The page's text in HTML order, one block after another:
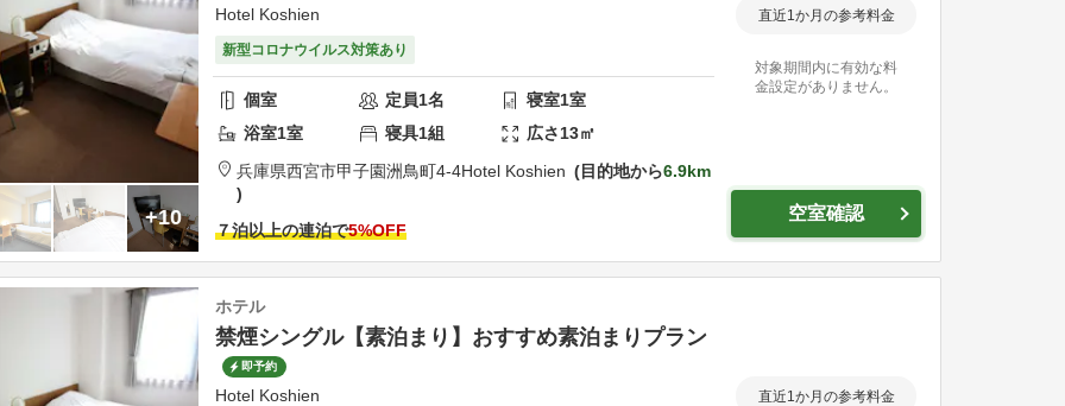
+10
Hotel Koshien
新型コロナウイルス対策あり
個室 定員1名 寝室1室
浴室1室 寝具1組 広さ13㎡
兵庫県西宮市甲子園洲鳥町4-4Hotel Koshien 目的地から6.9km
７泊以上の連泊で5%OFF
直近1か月の参考料金
対象期間内に有効な料
金設定がありません。
空室確認
ホテル
禁煙シングル【素泊まり】おすすめ素泊まりプラン
即予約
Hotel Koshien 直近1か月の参考料金